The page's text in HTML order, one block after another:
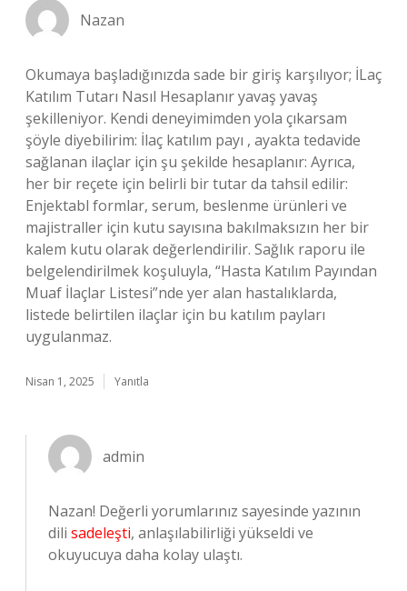
Nazan
Okumaya başladığınızda sade bir giriş karşılıyor; İLaç
Katılım Tutarı Nasıl Hesaplanır yavaş yavaş
şekilleniyor. Kendi deneyimimden yola çıkarsam
şöyle diyebilirim: İlaç katılım payı , ayakta tedavide
sağlanan ilaçlar için şu şekilde hesaplanır: Ayrıca,
her bir reçete için belirli bir tutar da tahsil edilir:
Enjektabl formlar, serum, beslenme ürünleri ve
majistraller için kutu sayısına bakılmaksızın her bir
kalem kutu olarak değerlendirilir. Sağlık raporu ile
belgelendirilmek koşuluyla, “Hasta Katılım Payından
Muaf İlaçlar Listesi”nde yer alan hastalıklarda,
listede belirtilen ilaçlar için bu katılım payları
uygulanmaz.
Nisan 1, 2025 Yanıtla
admin
Nazan! Değerli yorumlarınız sayesinde yazının
dili sadeleşti, anlaşılabilirliği yükseldi ve
okuyucuya daha kolay ulaştı.